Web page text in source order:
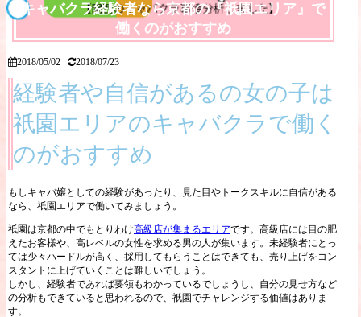
キャバクラ経験者なら京都の『祇園エリア』で
働くのがおすすめ
2018/05/02 2018/07/23
経験者や自信があるの女の子は
祇園エリアのキャバクラで働く
のがおすすめ
もしキャバ嬢としての経験があったり、見た目やトークスキルに自信がある
なら、祇園エリアで働いてみましょう。
祇園は京都の中でもとりわけ高級店が集まるエリアです。高級店には目の肥
えたお客様や、高レベルの女性を求める男の人が集います。未経験者にとっ
ては少々ハードルが高く、採用してもらうことはできても、売り上げをコン
スタントに上げていくことは難しいでしょう。
しかし、経験者であれば要領もわかっているでしょうし、自分の見せ方など
の分析もできていると思われるので、祇園でチャレンジする価値はありま
す。